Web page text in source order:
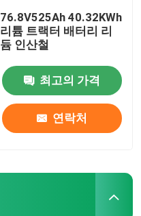
76.8V525Ah 40.32KWh
리튬 트랙터 배터리 리
듐 인산철
최고의 가격
연락처